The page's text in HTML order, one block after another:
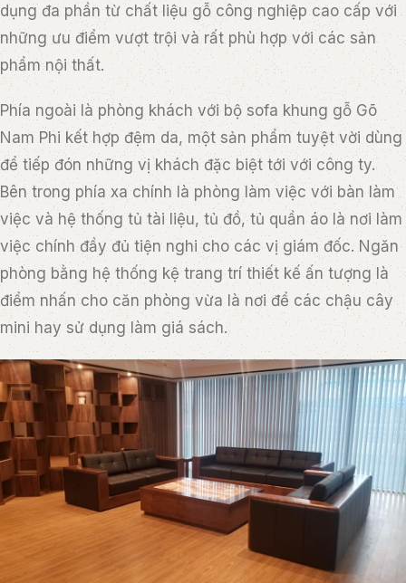
dụng đa phần từ chất liệu gỗ công nghiệp cao cấp với
những ưu điểm vượt trội và rất phù hợp với các sản
phẩm nội thất.
Phía ngoài là phòng khách với bộ sofa khung gỗ Gõ
Nam Phi kết hợp đệm da, một sản phẩm tuyệt vời dùng
để tiếp đón những vị khách đặc biệt tới với công ty.
Bên trong phía xa chính là phòng làm việc với bàn làm
việc và hệ thống tủ tài liệu, tủ đồ, tủ quần áo là nơi làm
việc chính đầy đủ tiện nghi cho các vị giám đốc. Ngăn
phòng bằng hệ thống kệ trang trí thiết kế ấn tượng là
điểm nhấn cho căn phòng vừa là nơi để các chậu cây
mini hay sử dụng làm giá sách.